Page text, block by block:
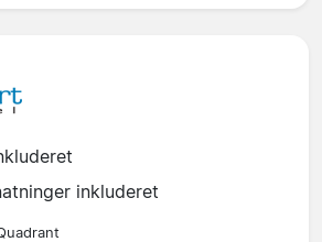
inkluderet